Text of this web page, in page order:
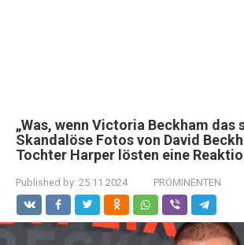
„Was, wenn Victoria Beckham das
Skandalöse Fotos von David
Tochter Harper lösten eine
Published by: 25.11.2024 PROMINENTEN